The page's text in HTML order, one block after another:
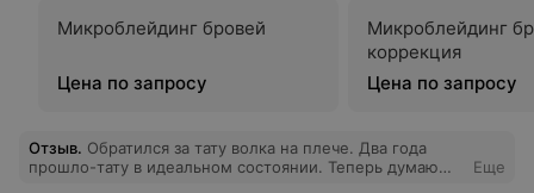
Микроблейдинг бровей
Цена по запросу
Микроблейдинг
коррекция
Цена по запросу
Отзыв. Обратился за тату волка на плече. Два года
прошло-тату в идеальном состоянии. Теперь думаю
Еще